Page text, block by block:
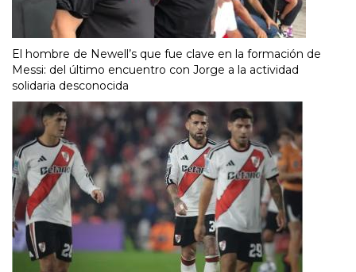
El hombre de Newell’s que fue clave en la formación de
Messi: del último encuentro con Jorge a la actividad
solidaria desconocida